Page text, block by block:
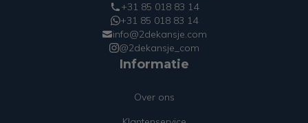
+31 85 018 83 14
+31 85 018 83 14
info@2dekansje.com
@2dekansje_com
Informatie
Over ons